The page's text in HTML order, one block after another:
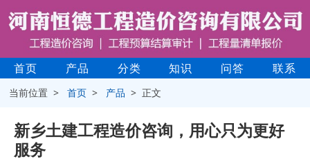
首页 产品 分类 知识 问答 联系
当前位置 >首页 > 产品 > 正文
新乡土建工程造价咨询，用心只为更好
服务